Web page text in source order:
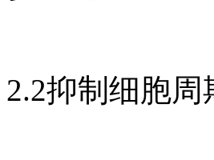
2.2抑制细胞周